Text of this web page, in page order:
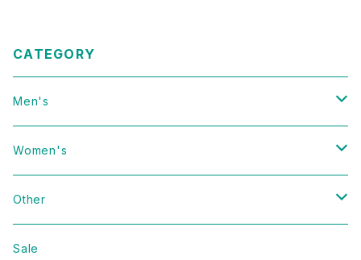
CATEGORY
Men's
Vintage
Domestic
Jacket
Women's
Vintage
Domestic
Other
bag
Sale